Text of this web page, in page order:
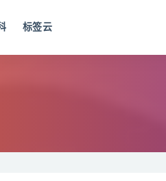
标签云